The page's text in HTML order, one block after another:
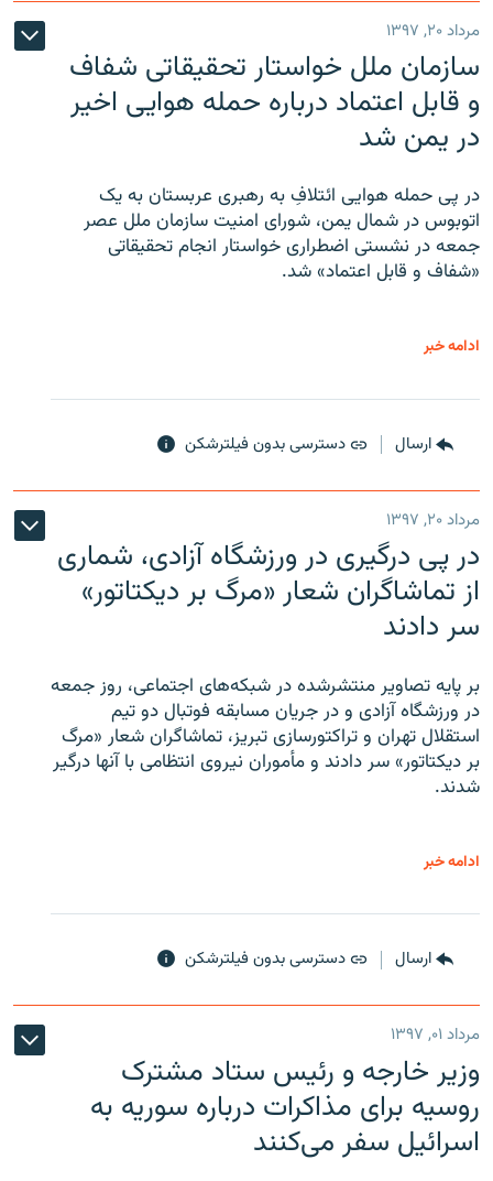
مرداد ۲۰, ۱۳۹۷
سازمان ملل خواستار تحقیقاتی شفاف
و قابل اعتماد درباره حمله هوایی اخیر
در یمن شد
در پی حمله هوایی ائتلافِ به رهبری عربستان به یک
اتوبوس در شمال یمن، شورای امنیت سازمان ملل عصر
جمعه در نشستی اضطراری خواستار انجام تحقیقاتی
«شفاف و قابل اعتماد» شد.
ادامه خبر
ارسال دسترسی بدون فیلترشکن
مرداد ۲۰, ۱۳۹۷
در پی درگیری در ورزشگاه آزادی، شماری
از تماشاگران شعار «مرگ بر دیکتاتور»
سر دادند
بر پایه تصاویر منتشرشده در شبکه‌های اجتماعی، روز جمعه
در ورزشگاه آزادی و در جریان مسابقه فوتبال دو تیم
استقلال تهران و تراکتورسازی تبریز، تماشاگران شعار «مرگ
بر دیکتاتور» سر دادند و مأموران نیروی انتظامی با آنها درگیر
شدند.
ادامه خبر
ارسال دسترسی بدون فیلترشکن
مرداد ۰۱, ۱۳۹۷
وزیر خارجه و رئیس‌ ستاد مشترک
روسیه برای مذاکرات درباره سوریه به
اسرائیل سفر می‌کنند